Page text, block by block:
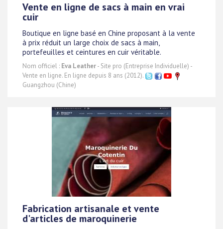
Vente en ligne de sacs à main en vrai
cuir
Boutique en ligne basé en Chine proposant à la vente
à prix réduit un large choix de sacs à main,
portefeuilles et ceintures en cuir véritable.
Nom officiel : Eva Leather- Site pro (Entreprise Individuelle) -
Vente en ligne. En ligne depuis 8 ans (2012).
Guangzhou (Chine)
Fabrication artisanale et vente
d'articles de maroquinerie